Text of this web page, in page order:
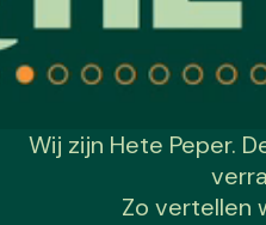
Wij zijn Hete Peper.
Zo vertellen